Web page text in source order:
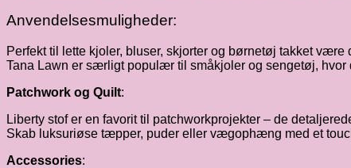
Anvendelsesmuligheder:
Perfekt til lette kjoler, bluser, skjorter og børnetøj takket være
Tana Lawn er særligt populær til småkjoler og sengetøj,
Patchwork og Quilt:
Liberty stof er en favorit til patchworkprojekter – de
Skab luksuriøse tæpper, puder eller vægophæng med et
Accessories: